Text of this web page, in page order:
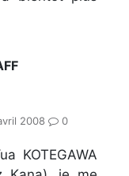
2008
0
KOTEGAWA